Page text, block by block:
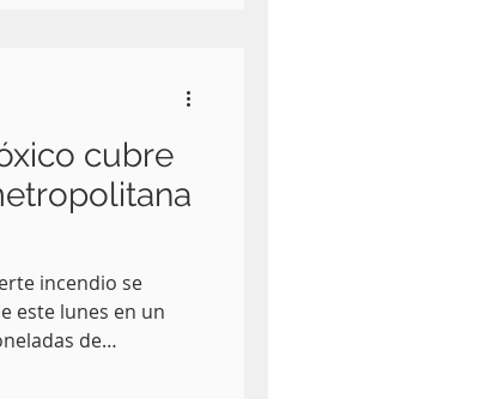
cubre
incendio se
este lunes en un
de